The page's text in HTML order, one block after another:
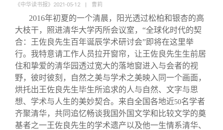
捐赠项目
捐赠新闻
捐赠纪事
捐赠方法
媒体平台
《清华校友通讯》
《水木清华》
我要订阅
百年清华
清华人物
清华故事
校友服务
终身学习
校友总会
《中华读书报》2021-05-12
| 曹莉
2016年初夏的一个清晨，阳光透过松柏和银杏的高
大枝干，照进清华大学丙所会议室，“全球化时代的契
合：王佐良先生百年诞辰学术研讨会”即将在这里举
行。我特意请工作人员拉开窗帘，让王佐良先生生前居
住和挚爱的清华园透过宽大的落地窗进入与会者的视
野，彼时彼刻，自然之美与学术之美映入同一个画面，
烘托出王佐良先生毕生所追求的人与自然、文字与思
想、学术与人生的美妙契合。来自全国各地近50名学者
齐聚清华，共同追忆畅谈我国外国文学和比较文学的奠
基者之一王佐良先生的学术遗产以及他一生情系清华、